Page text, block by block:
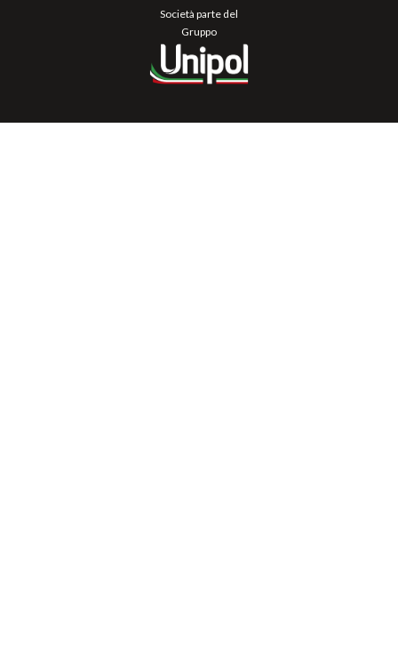
Società parte del
Gruppo